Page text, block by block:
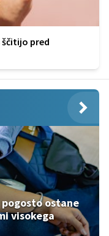
pred
ostane
visokega